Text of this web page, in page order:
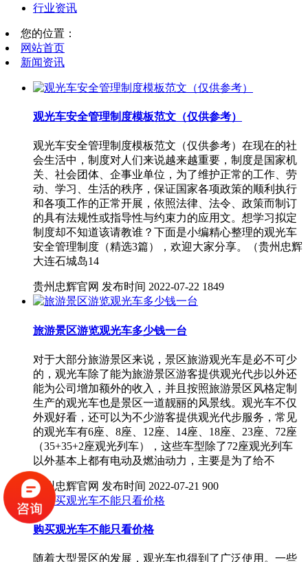
行业资讯
您的位置：
网站首页
新闻资讯
观光车安全管理制度模板范文（仅供参考）
观光车安全管理制度模板范文（仅供参考）在现在的社
会生活中，制度对人们来说越来越重要，制度是国家机
关、社会团体、企事业单位，为了维护正常的工作、劳
动、学习、生活的秩序，保证国家各项政策的顺利执行
和各项工作的正常开展，依照法律、法令、政策而制订
的具有法规性或指导性与约束力的应用文。想学习拟定
制度却不知道该请教谁？下面是小编精心整理的观光车
安全管理制度（精选3篇），欢迎大家分享。（贵州忠辉
大连石城岛14
贵州忠辉官网 发布时间 2022-07-22 1849
旅游景区游览观光车多少钱一台
对于大部分旅游景区来说，景区旅游观光车是必不可少
的，观光车除了能为旅游景区游客提供观光代步以外还
能为公司增加额外的收入，并且按照旅游景区风格定制
生产的观光车也是景区一道靓丽的风景线。观光车不仅
外观好看，还可以为不少游客提供观光代步服务，常见
的观光车有6座、8座、12座、14座、18座、23座、72座
（35+35+2座观光列车），这些车型除了72座观光列车
以外基本上都有电动及燃油动力，主要是为了给不
贵州忠辉官网 发布时间 2022-07-21 900
购买观光车不能只看价格
随着大型景区的发展，观光车也得到了广泛使用。一些